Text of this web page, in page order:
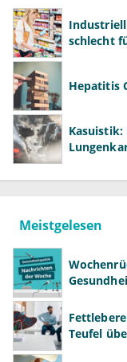
schlecht
Hepatitis
Kasuistik:
Meistgelesen
Teufel